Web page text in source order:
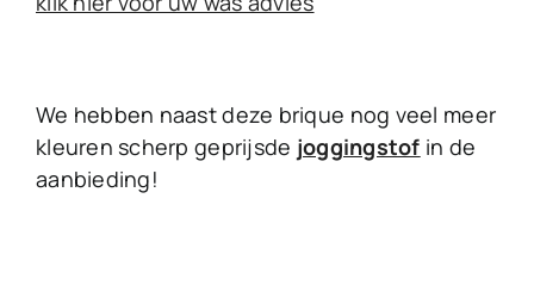
We hebben naast deze brique nog veel meer
kleuren scherp geprijsde joggingstof in de
aanbieding!